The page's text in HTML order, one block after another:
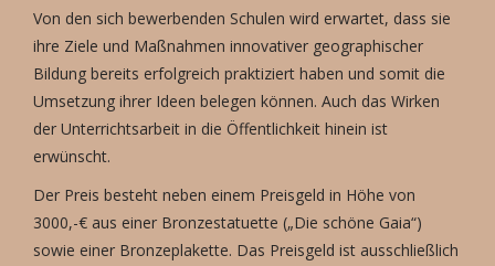
Von den sich bewerbenden Schulen wird erwartet, dass sie
ihre Ziele und Maßnahmen innovativer geographischer
Bildung bereits erfolgreich praktiziert haben und somit die
Umsetzung ihrer Ideen belegen können. Auch das Wirken
der Unterrichtsarbeit in die Öffentlichkeit hinein ist
erwünscht.
Der Preis besteht neben einem Preisgeld in Höhe von
3000,-€ aus einer Bronzestatuette („Die schöne Gaia“)
sowie einer Bronzeplakette. Das Preisgeld ist ausschließlich